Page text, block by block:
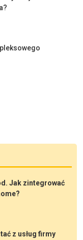
Jak zintegrować
z usług firmy